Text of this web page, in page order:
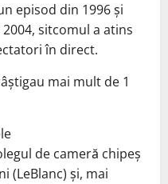
episod din 1996 și
sitcomul a atins
în direct.
mai mult de 1
de cameră chipeș
(LeBlanc) și, mai